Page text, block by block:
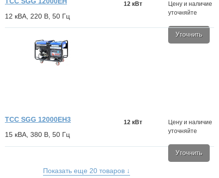
12 кВА, 220 В, 50 Гц
Цену и наличие
уточняйте
Уточнить
12 кВт
ТСС SGG 12000EH3
15 кВА, 380 В, 50 Гц
Цену и наличие
уточняйте
Уточнить
12 кВт
Показать еще 20 товаров ↓